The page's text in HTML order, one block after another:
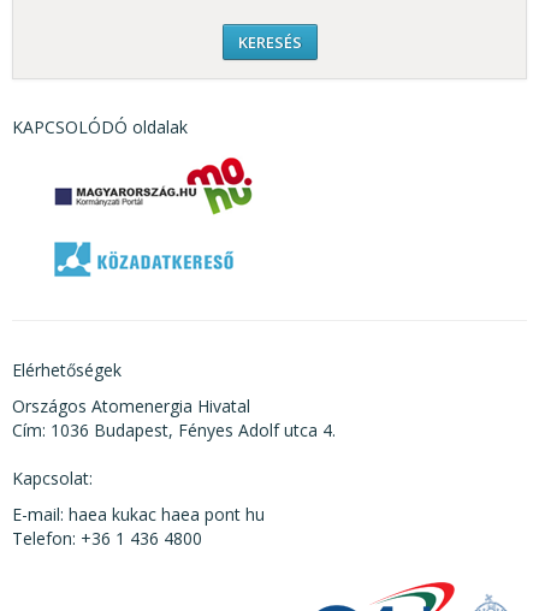
KAPCSOLÓDÓ oldalak
Elérhetőségek
Országos Atomenergia Hivatal
Cím: 1036 Budapest, Fényes Adolf utca 4.
Kapcsolat:
E-mail: haea kukac haea pont hu
Telefon: +36 1 436 4800